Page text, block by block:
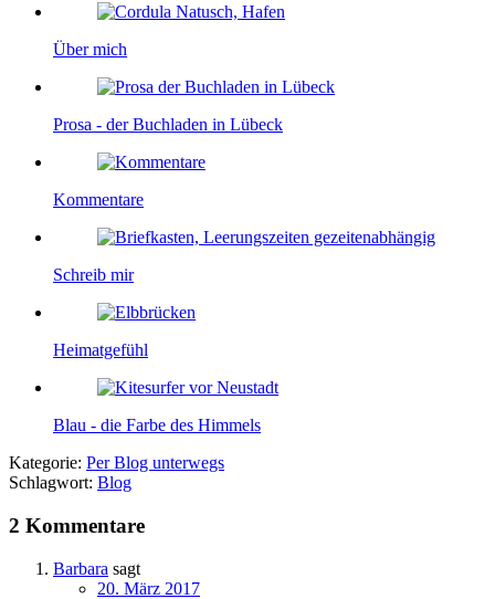
Über mich
Prosa - der Buchladen in Lübeck
Kommentare
Schreib mir
Heimatgefühl
Blau - die Farbe des Himmels
Kategorie: Per Blog unterwegs
Schlagwort: Blog
2 Kommentare
Barbara sagt
20. März 2017